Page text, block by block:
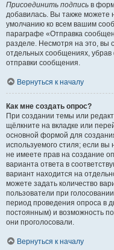
Присоединить подпись в
добавилась. Вы также можете
умолчанию ко всем вашим
параграфе «Отправка
разделе. Несмотря на это, вы
отдельных сообщениях,
отправки сообщения.
Вернуться к началу
Как мне создать опрос?
При создании темы или
щёлкните на вкладке или
основной формой для
используемого стиля; если
не имеете прав на создание
варианта ответа в
вариант находится на
можете задать количество
пользователи при
период проведения опроса в
постоянным) и возможность
они проголосовали.
Вернуться к началу